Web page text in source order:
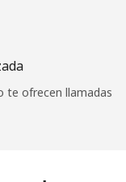
te ofrecen llamadas